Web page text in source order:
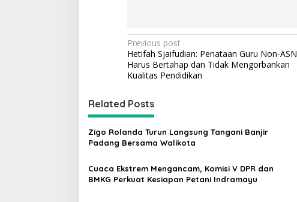
P
o
s
t
n
a
v
i
g
Previous post
Hetifah Sjaifudian: Penataan Guru Non-ASN
Harus Bertahap dan Tidak Mengorbankan
Kualitas Pendidikan
Related Posts
Zigo Rolanda Turun Langsung Tangani Banjir
Padang Bersama Walikota
Cuaca Ekstrem Mengancam, Komisi V DPR dan
BMKG Perkuat Kesiapan Petani Indramayu